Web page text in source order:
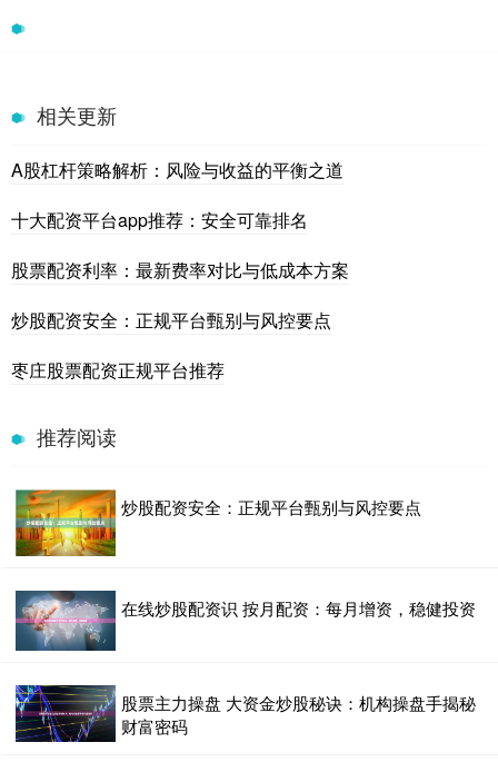
相关更新
A股杠杆策略解析：风险与收益的平衡之道
十大配资平台app推荐：安全可靠排名
股票配资利率：最新费率对比与低成本方案
炒股配资安全：正规平台甄别与风控要点
枣庄股票配资正规平台推荐
推荐阅读
炒股配资安全：正规平台甄别与风控要点
在线炒股配资识 按月配资：每月增资，稳健投资
股票主力操盘 大资金炒股秘诀：机构操盘手揭秘
财富密码